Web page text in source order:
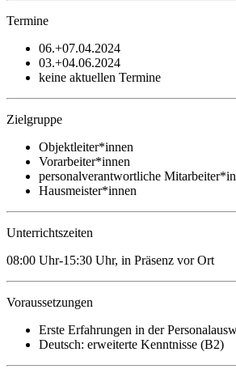
Termine
06.+07.04.2024
03.+04.06.2024
keine aktuellen Termine
Zielgruppe
Objektleiter*innen
Vorarbeiter*innen
personalverantwortliche
Hausmeister*innen
Unterrichtszeiten
08:00 Uhr-15:30 Uhr, in Präsenz vor Ort
Voraussetzungen
Erste Erfahrungen in der
Deutsch: erweiterte Kenntnisse (B2)